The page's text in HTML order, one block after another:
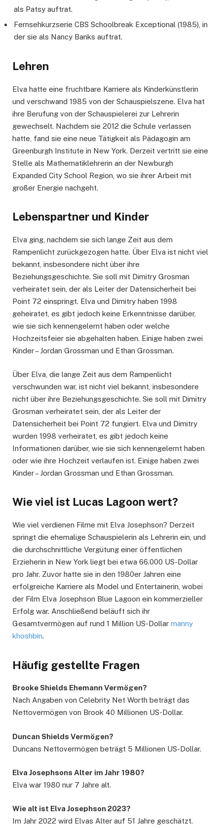
als Patsy auftrat.
Fernsehkurzserie CBS Schoolbreak Exceptional (1985), in
der sie als Nancy Banks auftrat.
Lehren
Elva hatte eine fruchtbare Karriere als Kinderkünstlerin
und verschwand 1985 von der Schauspielszene. Elva hat
ihre Berufung von der Schauspielerei zur Lehrerin
gewechselt. Nachdem sie 2012 die Schule verlassen
hatte, fand sie eine neue Tätigkeit als Pädagogin am
Greenburgh Institute in New York. Derzeit vertritt sie eine
Stelle als Mathematiklehrerin an der Newburgh
Expanded City School Region, wo sie ihrer Arbeit mit
großer Energie nachgeht.
Lebenspartner und Kinder
Elva ging, nachdem sie sich lange Zeit aus dem
Rampenlicht zurückgezogen hatte. Über Elva ist nicht viel
bekannt, insbesondere nicht über ihre
Beziehungsgeschichte. Sie soll mit Dimitry Grosman
verheiratet sein, der als Leiter der Datensicherheit bei
Point 72 einspringt. Elva und Dimitry haben 1998
geheiratet, es gibt jedoch keine Erkenntnisse darüber,
wie sie sich kennengelernt haben oder welche
Hochzeitsfeier sie abgehalten haben. Einige haben zwei
Kinder – Jordan Grossman und Ethan Grossman.
Über Elva, die lange Zeit aus dem Rampenlicht
verschwunden war, ist nicht viel bekannt, insbesondere
nicht über ihre Beziehungsgeschichte. Sie soll mit Dimitry
Grosman verheiratet sein, der als Leiter der
Datensicherheit bei Point 72 fungiert. Elva und Dimitry
wurden 1998 verheiratet, es gibt jedoch keine
Informationen darüber, wie sie sich kennengelernt haben
oder wie ihre Hochzeit verlaufen ist. Einige haben zwei
Kinder – Jordan Grossman und Ethan Grossman.
Wie viel ist Lucas Lagoon wert?
Wie viel verdienen Filme mit Elva Josephson? Derzeit
springt die ehemalige Schauspielerin als Lehrerin ein, und
die durchschnittliche Vergütung einer öffentlichen
Erzieherin in New York liegt bei etwa 66.000 US-Dollar
pro Jahr. Zuvor hatte sie in den 1980er Jahren eine
erfolgreiche Karriere als Model und Entertainerin, wobei
der Film Elva Josephson Blue Lagoon ein kommerzieller
Erfolg war. Anschließend beläuft sich ihr
Gesamtvermögen auf rund 1 Million US-Dollar manny
khoshbin.
Häufig gestellte Fragen
Brooke Shields Ehemann Vermögen?
Nach Angaben von Celebrity Net Worth beträgt das
Nettovermögen von Brook 40 Millionen US-Dollar.
Duncan Shields Vermögen?
Duncans Nettovermögen beträgt 5 Millionen US-Dollar.
Elva Josephsons Alter im Jahr 1980?
Elva war 1980 nur 7 Jahre alt.
Wie alt ist Elva Josephson 2023?
Im Jahr 2022 wird Elvas Alter auf 51 Jahre geschätzt.